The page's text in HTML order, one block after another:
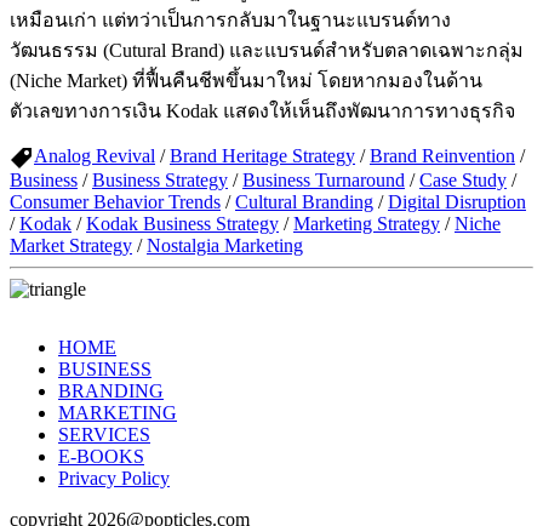
เหมือนเก่า แต่ทว่าเป็นการกลับมาในฐานะแบรนด์ทาง
วัฒนธรรม (Cutural Brand) และแบรนด์สำหรับตลาดเฉพาะกลุ่ม
(Niche Market) ที่ฟื้นคืนชีพขึ้นมาใหม่ โดยหากมองในด้าน
ตัวเลขทางการเงิน Kodak แสดงให้เห็นถึงพัฒนาการทางธุรกิจ
Analog Revival /Brand Heritage Strategy /Brand Reinvention /
Business /Business Strategy /Business Turnaround /Case Study /
Consumer Behavior Trends /Cultural Branding /Digital Disruption
/Kodak /Kodak Business Strategy /Marketing Strategy /Niche
Market Strategy /Nostalgia Marketing
HOME
BUSINESS
BRANDING
MARKETING
SERVICES
E-BOOKS
Privacy Policy
copyright 2026@popticles.com